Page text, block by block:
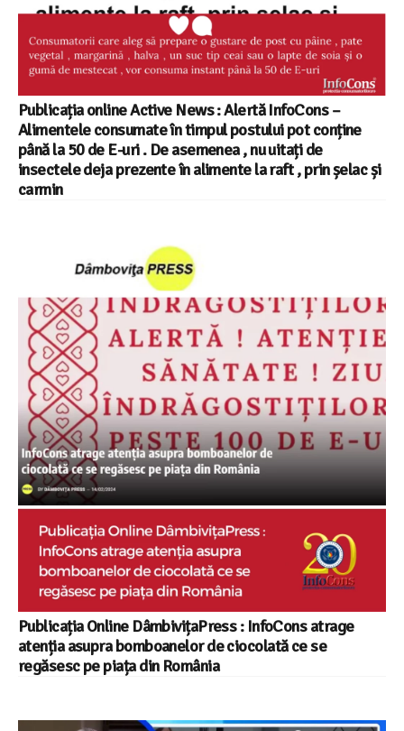
Publicația online Active News : Alertă InfoCons –
Alimentele consumate în timpul postului pot conține
până la 50 de E-uri . De asemenea , nu uitați de
insectele deja prezente în alimente la raft , prin șelac și
carmin
Publicația Online DâmbivițaPress : InfoCons atrage
atenția asupra bomboanelor de ciocolată ce se
regăsesc pe piața din România